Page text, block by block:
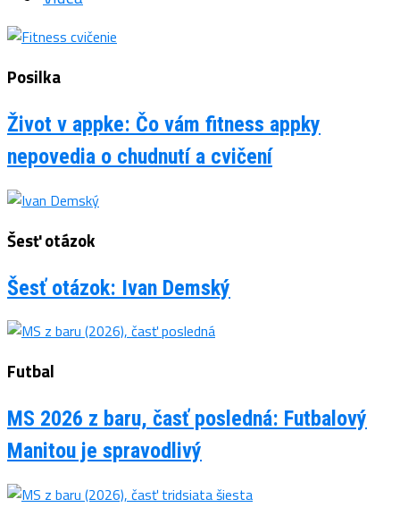
Posilka
Život v appke: Čo vám fitness appky
nepovedia o chudnutí a cvičení
Šesť otázok
Šesť otázok: Ivan Demský
Futbal
MS 2026 z baru, časť posledná: Futbalový
Manitou je spravodlivý